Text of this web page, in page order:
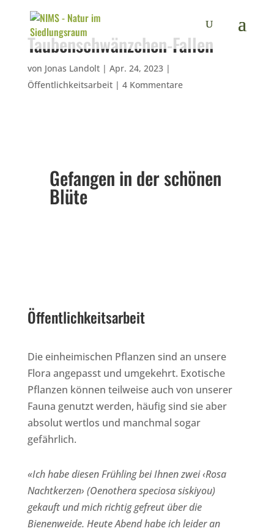
Taubenschwänzchen-Fallen
von Jonas Landolt| Apr. 24, 2023|
Öffentlichkeitsarbeit| 4 Kommentare
Gefangen in der schönen
Blüte
Öffentlichkeitsarbeit
Die einheimischen Pflanzen sind an unsere
Flora angepasst und umgekehrt. Exotische
Pflanzen können teilweise auch von unserer
Fauna genutzt werden, häufig sind sie aber
absolut wertlos und manchmal sogar
gefährlich.
«Ich habe diesen Frühling bei Ihnen zwei ‹Rosa
Nachtkerzen› (Oenothera speciosa siskiyou)
gekauft und mich richtig gefreut über die
Bienenweide. Heute Abend habe ich leider an